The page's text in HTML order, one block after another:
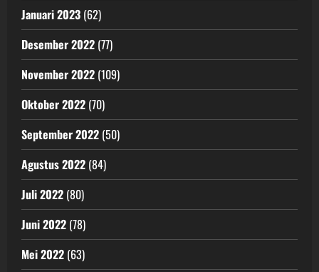
Januari 2023 (62)
Desember 2022 (77)
November 2022 (109)
Oktober 2022 (70)
September 2022 (50)
Agustus 2022 (84)
Juli 2022 (80)
Juni 2022 (78)
Mei 2022 (63)